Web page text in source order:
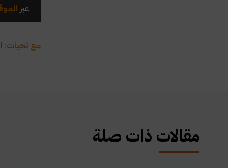
عبر
مع تحيات:
مقالات ذات صلة